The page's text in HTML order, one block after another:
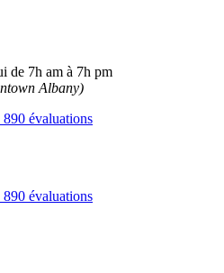
de 7h am à 7h pm
Albany)
890 évaluations
890 évaluations